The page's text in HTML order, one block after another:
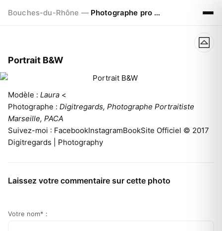
Bouches-du-Rhône — Photographe pro à Marseille - Aix - Avignon
Portrait B&W
Modèle : Laura <
Photographe : Digitregards, Photographe Portraitiste
Marseille, PACA
Suivez-moi : FacebookInstagramBookSite Officiel © 2017
Digitregards | Photography
Laissez votre commentaire sur cette photo
Votre nom* :